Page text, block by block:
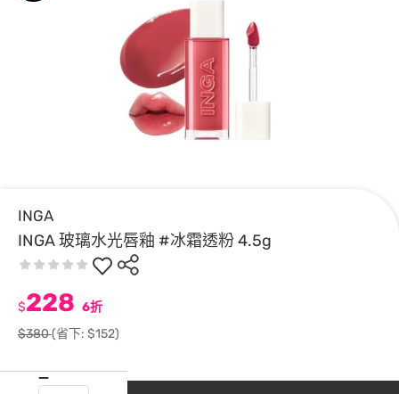
INGA
INGA 玻璃水光唇釉 #冰霜透粉 4.5g
$228 6折
$380(省下: $152)